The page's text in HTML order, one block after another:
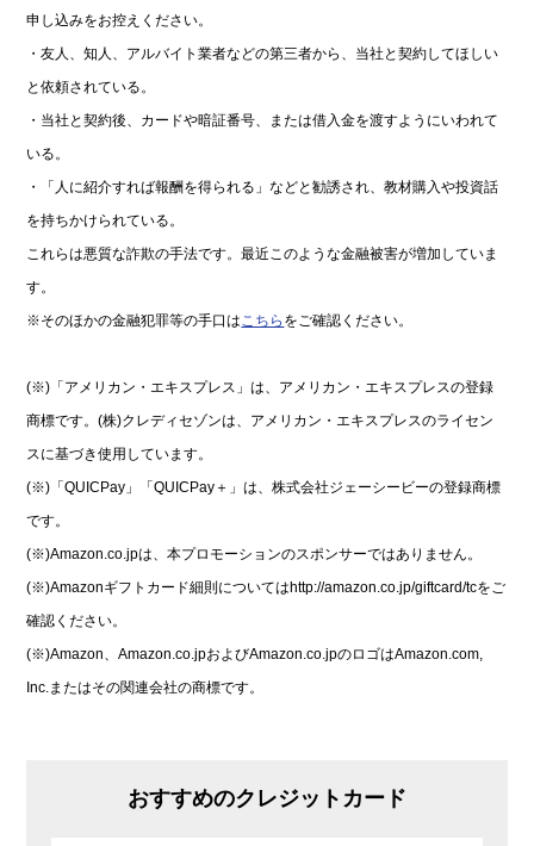
申し込みをお控えください。
・友人、知人、アルバイト業者などの第三者から、当社と契約してほしい
と依頼されている。
・当社と契約後、カードや暗証番号、または借入金を渡すようにいわれて
いる。
・「人に紹介すれば報酬を得られる」などと勧誘され、教材購入や投資話
を持ちかけられている。
これらは悪質な詐欺の手法です。最近このような金融被害が増加していま
す。
※そのほかの金融犯罪等の手口はこちら をご確認ください。
(※)「アメリカン・エキスプレス」は、アメリカン・エキスプレスの登録
商標です。(株)クレディセゾンは、アメリカン・エキスプレスのライセン
スに基づき使用しています。
(※)「QUICPay」「QUICPay＋」は、株式会社ジェーシービーの登録商標
です。
(※)Amazon.co.jpは、本プロモーションのスポンサーではありません。
(※)Amazonギフトカード細則についてはhttp://amazon.co.jp/giftcard/tcをご
確認ください。
(※)Amazon、Amazon.co.jpおよびAmazon.co.jpのロゴはAmazon.com,
Inc.またはその関連会社の商標です。
おすすめのクレジットカード